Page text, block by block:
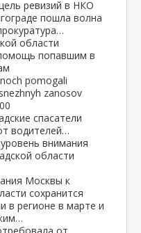
пошла волна
области
попавшим в
спасатели
водителей…
внимания
области
в регионе в марте и